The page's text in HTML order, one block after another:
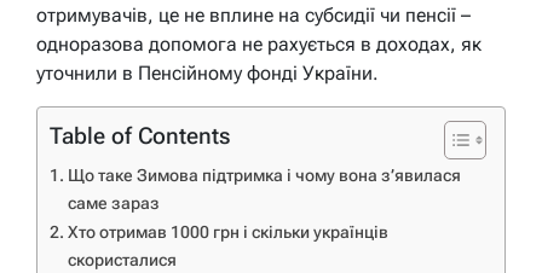
отримувачів, це не вплине на субсидії чи пенсії –
одноразова допомога не рахується в доходах, як
уточнили в Пенсійному фонді України.
Table of Contents
Що таке Зимова підтримка і чому вона з’явилася
саме зараз
Хто отримав 1000 грн і скільки українців
скористалися